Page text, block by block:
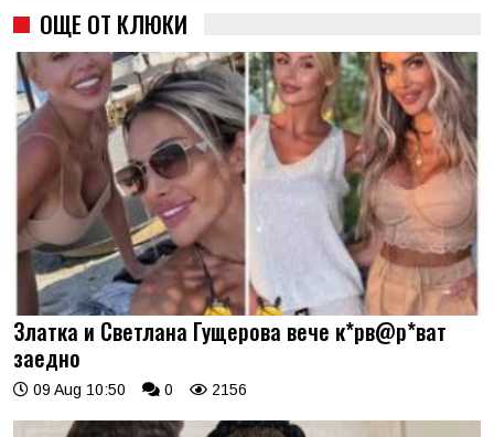
ОЩЕ ОТ КЛЮКИ
Златка и Светлана Гущерова вече к*рв@р*ват
заедно
09 Aug 10:50 0 2156